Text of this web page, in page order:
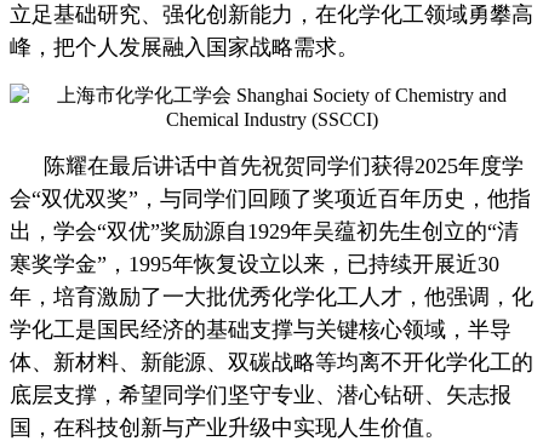
立足基础研究、强化创新能力，在化学化工领域勇攀高
峰，把个人发展融入国家战略需求。
陈耀在最后讲话中首先祝贺同学们获得2025年度学
会“双优双奖”，与同学们回顾了奖项近百年历史，他指
出，学会“双优”奖励源自1929年吴蕴初先生创立的“清
寒奖学金”，1995年恢复设立以来，已持续开展近30
年，培育激励了一大批优秀化学化工人才，他强调，化
学化工是国民经济的基础支撑与关键核心领域，半导
体、新材料、新能源、双碳战略等均离不开化学化工的
底层支撑，希望同学们坚守专业、潜心钻研、矢志报
国，在科技创新与产业升级中实现人生价值。